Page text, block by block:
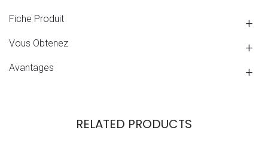
Fiche Produit
Vous Obtenez
Avantages
RELATED PRODUCTS